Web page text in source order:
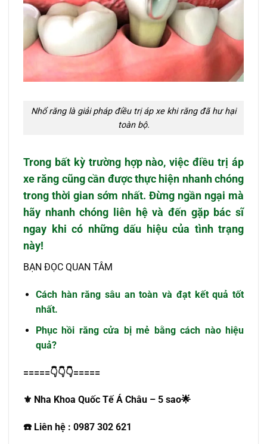
Nhổ răng là giải pháp điều trị áp xe khi răng đã hư hại
toàn bộ.
Trong bất kỳ trường hợp nào, việcđiều trị áp
xe răng cũng cần được thực hiện nhanh chóng
trong thời gian sớm nhất. Đừng ngần ngại mà
hãy nhanh chóng liên hệ và đến gặp bác sĩ
ngay khi có những dấu hiệu của tình trạng
này!
BẠN ĐỌC QUAN TÂM
Cách hàn răng sâu an toàn và đạt kết quả tốt
nhất.
Phục hồi răng cửa bị mẻ bằng cách nào hiệu
quả?
=====👇👇👇=====
⚜️ Nha Khoa Quốc Tế Á Châu – 5 sao🌟
☎ ️ Liên hệ : 0987 302 621